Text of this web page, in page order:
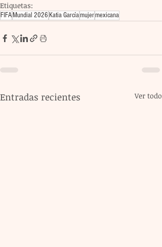
Etiquetas:
FIFAMundial 2026Katia Garcíamujermexicana
Entradas recientes Ver todo